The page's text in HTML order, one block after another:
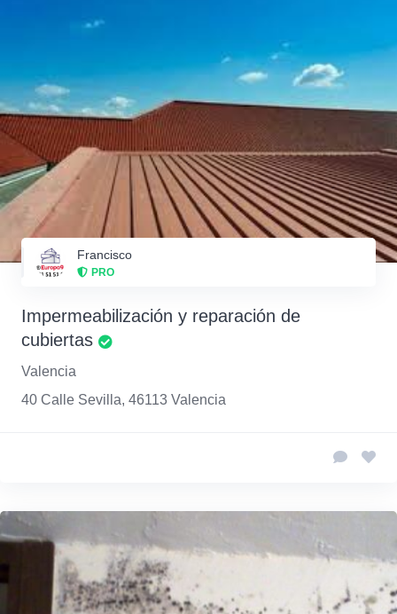
Francisco
PRO
Impermeabilización y reparación de
cubiertas
Valencia
40 Calle Sevilla, 46113 Valencia